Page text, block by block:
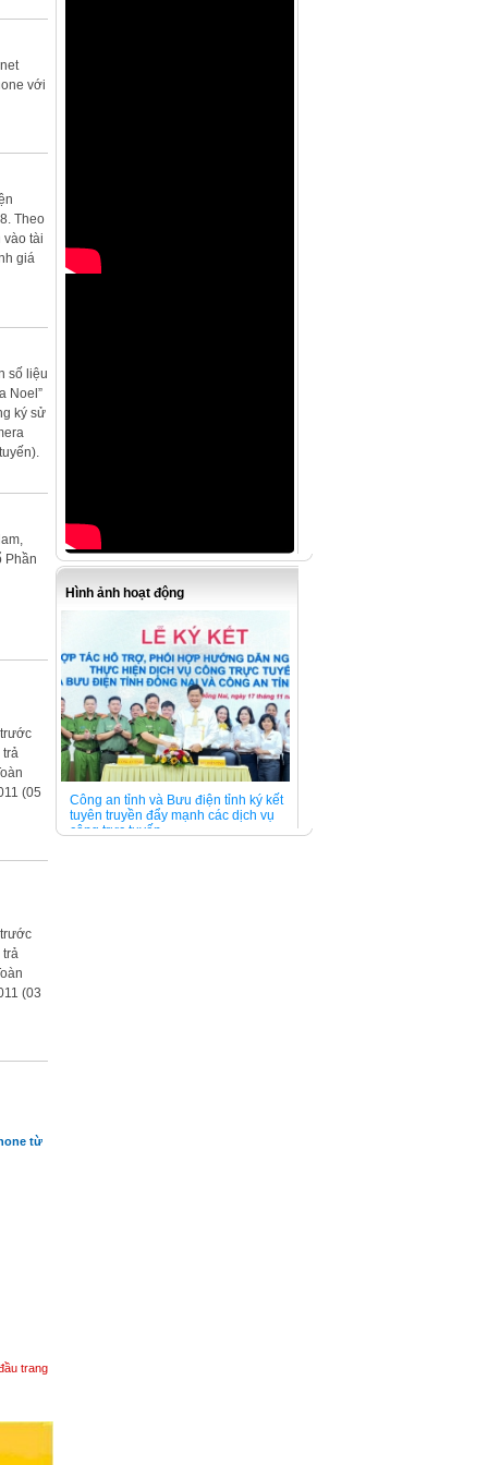
với
Theo
tài
giá
số liệu
Noel”
ký sử
Phần
trả
oàn
(05
trả
oàn
(03
từ
trang
- Kỳ hạn 24 tháng
- Kỳ hạn 25 tháng
Hình ảnh hoạt động
Công an tỉnh và Bưu điện tỉnh ký kết
tuyên truyền đẩy mạnh các dịch vụ
công trực tuyến